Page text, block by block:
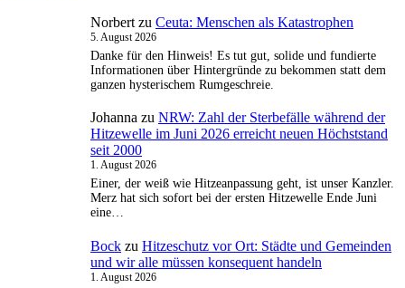
Liebesschlösser,
Beschneidung,
Bildjournalismus,
Rechtsextremismus,
die
Krise,
Esperanto
und
mehr.
Norbert zu Ceuta: Menschen als Katastrophen
5. August 2026
Danke für den Hinweis! Es tut gut, solide und fundierte
Informationen über Hintergründe zu bekommen statt dem
ganzen hysterischem Rumgeschreie.
Johanna zu NRW: Zahl der Sterbefälle während der
Hitzewelle im Juni 2026 erreicht neuen Höchststand
seit 2000
1. August 2026
Einer, der weiß wie Hitzeanpassung geht, ist unser Kanzler.
Merz hat sich sofort bei der ersten Hitzewelle Ende Juni
eine…
Bock zu Hitzeschutz vor Ort: Städte und Gemeinden
und wir alle müssen konsequent handeln
1. August 2026